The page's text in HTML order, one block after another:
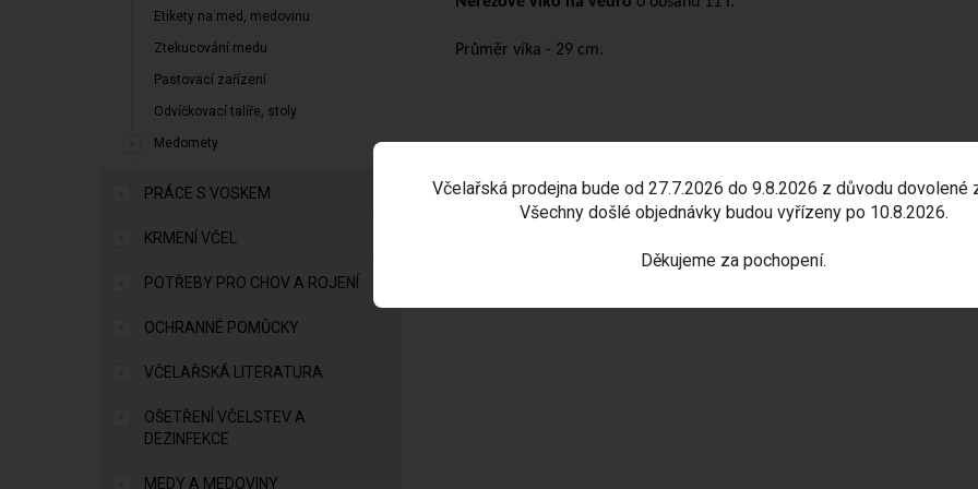
Etikety na med, medovinu
Ztekucování medu
Pastovací zařízení
Odvíčkovací talíře, stoly
Medomety
PRÁCE S VOSKEM
KRMENÍ VČEL
POTŘEBY PRO CHOV A ROJENÍ
OCHRANNÉ POMŮCKY
VČELAŘSKÁ LITERATURA
OŠETŘENÍ VČELSTEV A
DEZINFEKCE
MEDY A MEDOVINY
Průměr víka - 29 cm.
Včelařská prodejna bude od 27.7.2026 do 9.8.2026 z důvodu dovolené
Všechny došlé objednávky budou vyřízeny po 10.8.2026.
Děkujeme za pochopení.